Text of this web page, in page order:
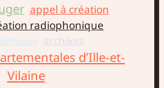
appel à création
radiophonique
d’Ille-et-
Vilaine